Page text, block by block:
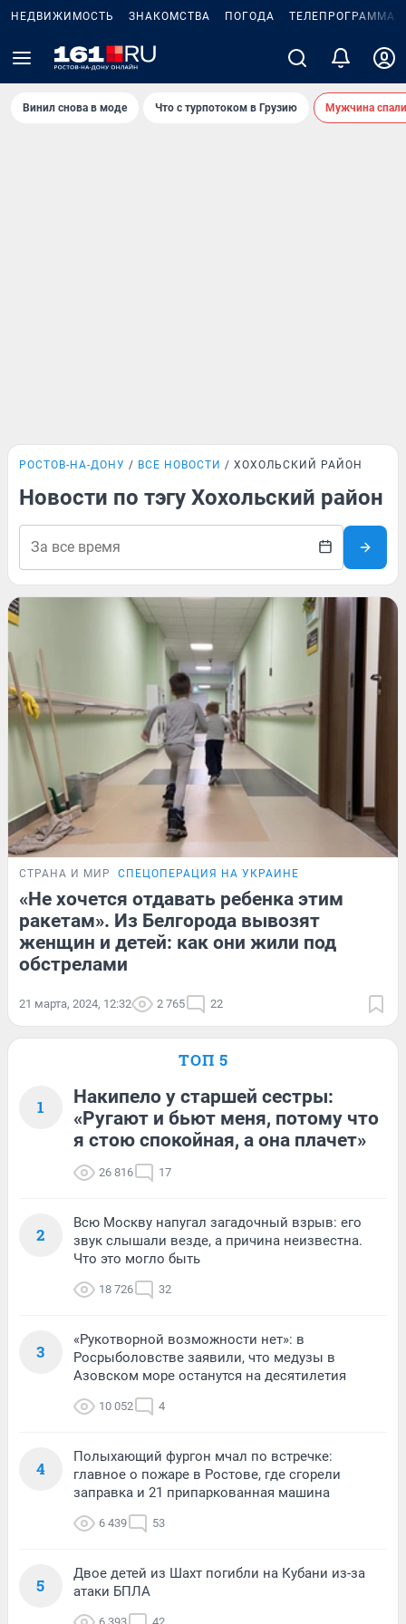
НЕДВИЖИМОСТЬ ЗНАКОМСТВА ПОГОДА ТЕЛЕПРОГРАММА
Винил снова в моде Что с турпотоком в Грузию Мужчина
РОСТОВ-НА-ДОНУ ВСЕ НОВОСТИ ХОХОЛЬСКИЙ РАЙОН
Новости по тэгу Хохольский район
СТРАНА И МИР СПЕЦОПЕРАЦИЯ НА УКРАИНЕ
«Не хочется отдавать ребенка этим
ракетам». Из Белгорода вывозят
женщин и детей: как они жили под
обстрелами
21 марта, 2024, 12:32 2 765 22
ТОП 5
1
Накипело у старшей сестры:
«Ругают и бьют меня, потому что
я стою спокойная, а она плачет»
26 816 17
2
Всю Москву напугал загадочный взрыв: его
звук слышали везде, а причина неизвестна.
Что это могло быть
18 726 32
3
«Рукотворной возможности нет»: в
Росрыболовстве заявили, что медузы в
Азовском море останутся на десятилетия
10 052 4
4
Полыхающий фургон мчал по встречке:
главное о пожаре в Ростове, где сгорели
заправка и 21 припаркованная машина
6 439 53
5
Двое детей из Шахт погибли на Кубани из-за
атаки БПЛА